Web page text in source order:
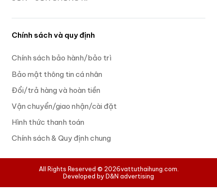
Chính sách và quy định
Chính sách bảo hành/bảo trì
Bảo mật thông tin cá nhân
Đổi/trả hàng và hoàn tiền
Vận chuyển/giao nhận/cài đặt
Hình thức thanh toán
Chính sách & Quy định chung
All Rights Reserved © 2026vattuthaihung.com.
Developed by D&N advertising